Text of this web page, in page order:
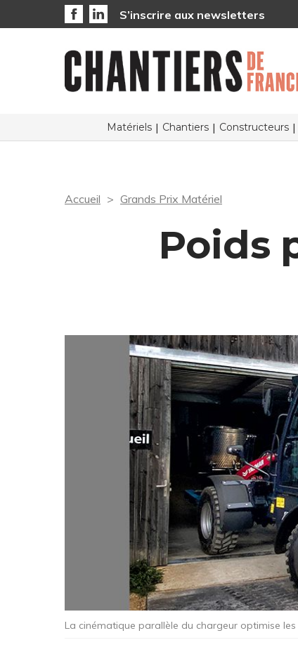
S’inscrire aux newsletters
Matériels Chantiers Constructeurs
Accueil Grands Prix Matériel
Poids
La cinématique parallèle du chargeur optimise